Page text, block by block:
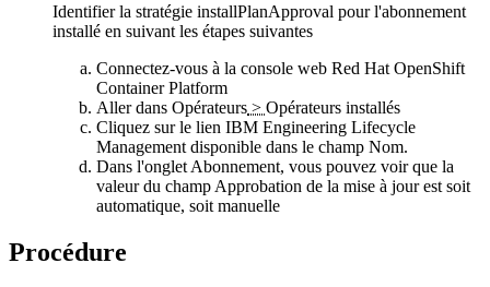
Identifier la stratégie installPlanApproval pour l'abonnement
installé en suivant les étapes suivantes
Connectez-vous à la console web Red Hat OpenShift
Container Platform
Aller dans Opérateurs > Opérateurs installés
Cliquez sur le lien IBM Engineering Lifecycle
Management disponible dans le champ Nom.
Dans l'onglet Abonnement, vous pouvez voir que la
valeur du champ Approbation de la mise à jourest soit
automatique, soit manuelle
Procédure